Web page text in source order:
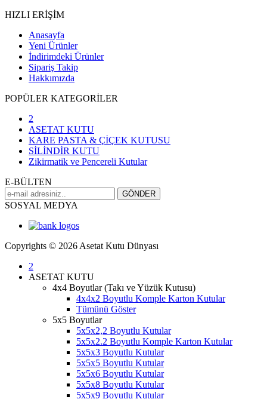
HIZLI ERİŞİM
Anasayfa
Yeni Ürünler
İndirimdeki Ürünler
Sipariş Takip
Hakkımızda
POPÜLER KATEGORİLER
2
ASETAT KUTU
KARE PASTA & ÇİÇEK KUTUSU
SİLİNDİR KUTU
Zikirmatik ve Pencereli Kutular
E-BÜLTEN
SOSYAL MEDYA
Copyrights © 2026 Asetat Kutu Dünyası
2
ASETAT KUTU
4x4 Boyutlar (Takı ve Yüzük Kutusu)
4x4x2 Boyutlu Komple Karton Kutular
Tümünü Göster
5x5 Boyutlar
5x5x2,2 Boyutlu Kutular
5x5x2.2 Boyutlu Komple Karton Kutular
5x5x3 Boyutlu Kutular
5x5x5 Boyutlu Kutular
5x5x6 Boyutlu Kutular
5x5x8 Boyutlu Kutular
5x5x9 Boyutlu Kutular